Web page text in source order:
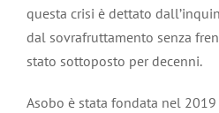
questa crisi è dettato
dal sovrafruttamento senza
stato sottoposto per decenni.
Asobo è stata fondata nel 2019